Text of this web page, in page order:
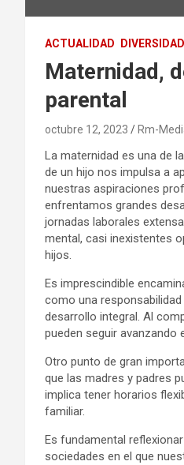
ACTUALIDAD DIVERSIDAD
Maternidad,
parental
octubre 12, 2023 Rm-
La maternidad es una de
de un hijo nos impulsa a
nuestras aspiraciones
enfrentamos grandes
jornadas laborales
mental, casi inexistentes
hijos.
Es imprescindible
como una
desarrollo integral. Al
pueden seguir
Otro punto de gran
que las madres y padres
implica tener horarios
familiar.
Es fundamental
sociedades en el que